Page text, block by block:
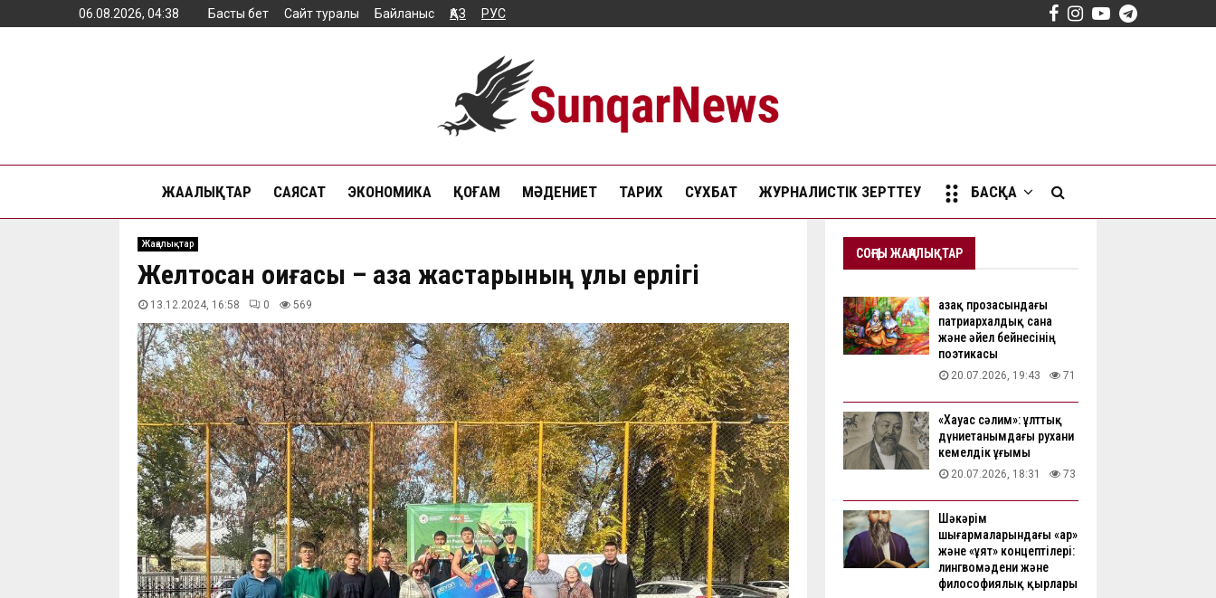
06.08.2026, 04:38 Басты бет Сайт туралы Байланыс ҚАЗ РУС Facebook
Instagram
YoutubeTelegram
ЖАҢАЛЫҚТАР САЯСАТ ЭКОНОМИКА ҚОҒАМ МӘДЕНИЕТ ТАРИХ СҰХБАТ ЖУРНАЛИСТІК ЗЕРТТЕУ БАСҚА
Жаңалықтар
Желтоқсан оқиғасы – қазақ жастарының ұлы ерлігі
13.12.2024, 16:58 0 569
СОҢҒЫ ЖАҢАЛЫҚТАР
Қазақ прозасындағы
патриархалдық сана
және әйел бейнесінің
поэтикасы
20.07.2026, 19:43 71
«Хауас сәлим»: ұлттық
дүниетанымдағы рухани
кемелдік ұғымы
20.07.2026, 18:31 73
Шәкәрім
шығармаларындағы «ар»
және «ұят» концептілері:
лингвомәдени және
философиялық қырлары